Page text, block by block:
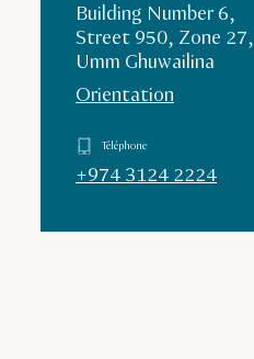
Building Number 6,
Street 950, Zone 27,
Umm Ghuwailina
Orientation
Téléphone
+974 3124 2224